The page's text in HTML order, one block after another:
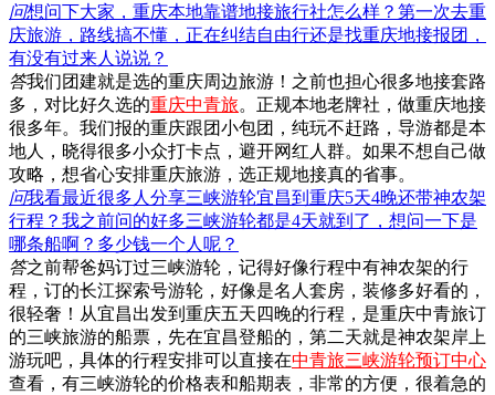
问想问下大家，重庆本地靠谱地接旅行社怎么样？第一次去重
庆旅游，路线搞不懂，正在纠结自由行还是找重庆地接报团，
有没有过来人说说？
答我们团建就是选的重庆周边旅游！之前也担心很多地接套路
多，对比好久选的重庆中青旅。正规本地老牌社，做重庆地接
很多年。我们报的重庆跟团小包团，纯玩不赶路，导游都是本
地人，晓得很多小众打卡点，避开网红人群。如果不想自己做
攻略，想省心安排重庆旅游，选正规地接真的省事。
问我看最近很多人分享三峡游轮宜昌到重庆5天4晚还带神农架
行程？我之前问的好多三峡游轮都是4天就到了，想问一下是
哪条船啊？多少钱一个人呢？
答之前帮爸妈订过三峡游轮，记得好像行程中有神农架的行
程，订的长江探索号游轮，好像是名人套房，装修多好看的，
很轻奢！从宜昌出发到重庆五天四晚的行程，是重庆中青旅订
的三峡旅游的船票，先在宜昌登船的，第二天就是神农架岸上
游玩吧，具体的行程安排可以直接在中青旅三峡游轮预订中心
查看，有三峡游轮的价格表和船期表，非常的方便，很着急的